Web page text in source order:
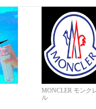
MONCLER モンク
ル